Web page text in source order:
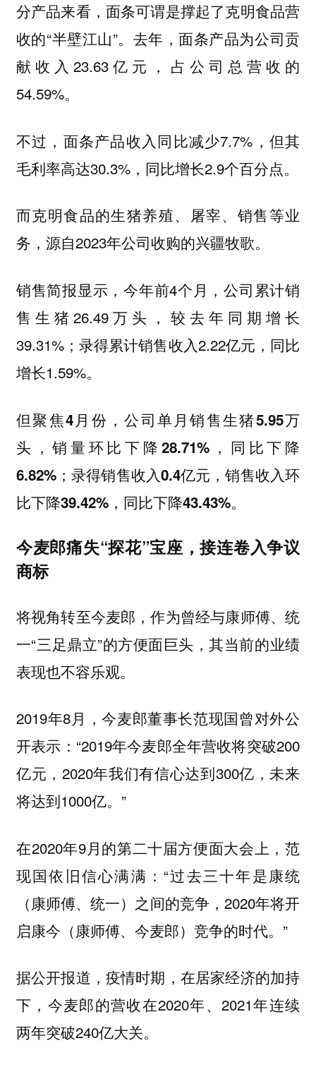
分产品来看，面条可谓是撑起了克明食品营
收的“半壁江山”。去年，面条产品为公司贡
献收入23.63亿元，占公司总营收的
54.59%。
不过，面条产品收入同比减少7.7%，但其
毛利率高达30.3%，同比增长2.9个百分点。
而克明食品的生猪养殖、屠宰、销售等业
务，源自2023年公司收购的兴疆牧歌。
销售简报显示，今年前4个月，公司累计销
售生猪26.49万头，较去年同期增长
39.31%；录得累计销售收入2.22亿元，同比
增长1.59%。
但聚焦4月份，公司单月销售生猪5.95万
头，销量环比下降28.71%，同比下降
6.82%；录得销售收入0.4亿元，销售收入环
比下降39.42%，同比下降43.43%。
今麦郎痛失“探花”宝座，接连卷入争议
商标
将视角转至今麦郎，作为曾经与康师傅、统
一“三足鼎立”的方便面巨头，其当前的业绩
表现也不容乐观。
2019年8月，今麦郎董事长范现国曾对外公
开表示：“2019年今麦郎全年营收将突破200
亿元，2020年我们有信心达到300亿，未来
将达到1000亿。”
在2020年9月的第二十届方便面大会上，范
现国依旧信心满满：“过去三十年是康统
（康师傅、统一）之间的竞争，2020年将开
启康今（康师傅、今麦郎）竞争的时代。”
据公开报道，疫情时期，在居家经济的加持
下，今麦郎的营收在2020年、2021年连续
两年突破240亿大关。